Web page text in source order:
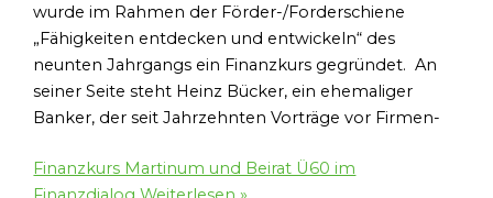
wurde im Rahmen der Förder-/Forderschiene
„Fähigkeiten entdecken und entwickeln“ des
neunten Jahrgangs ein Finanzkurs gegründet. An
seiner Seite steht Heinz Bücker, ein ehemaliger
Banker, der seit Jahrzehnten Vorträge vor Firmen-
Finanzkurs Martinum und Beirat Ü60 im